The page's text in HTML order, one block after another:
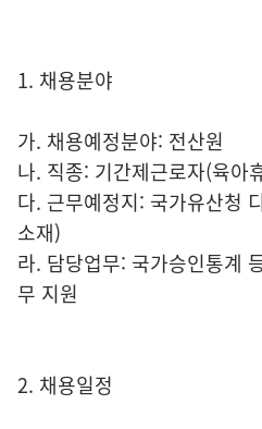
1. 채용분야
가. 채용예정분야: 전산원
나. 직종: 기간제근로자(육아
다. 근무예정지: 국가유산청
소재)
라. 담당업무: 국가승인통계
무 지원
2. 채용일정